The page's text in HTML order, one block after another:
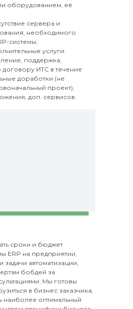
оборудованием, её
сервера и
необходимого
системы;
услуги:
поддержка,
ИТС в течение
доработки (не
проект),
доп. сервисов.
сроки и бюджет
ERP на предприятии,
задачи автоматизации,
бобдей за
Мы готовы
в бизнес заказчика,
наиболее оптимальный